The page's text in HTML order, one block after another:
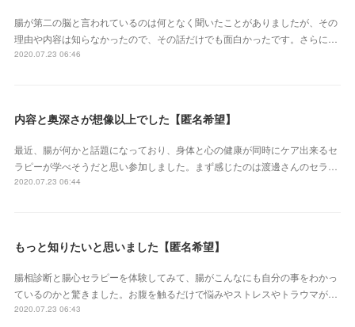
腸が第二の脳と言われているのは何となく聞いたことがありましたが、その
理由や内容は知らなかったので、その話だけでも面白かったです。さらに…
2020.07.23 06:46
内容と奥深さが想像以上でした【匿名希望】
最近、腸が何かと話題になっており、身体と心の健康が同時にケア出来るセ
ラピーが学べそうだと思い参加しました。まず感じたのは渡邊さんのセラ…
2020.07.23 06:44
もっと知りたいと思いました【匿名希望】
腸相診断と腸心セラピーを体験してみて、腸がこんなにも自分の事をわかっ
ているのかと驚きました。お腹を触るだけで悩みやストレスやトラウマが…
2020.07.23 06:43